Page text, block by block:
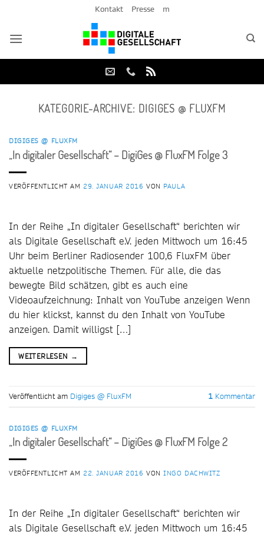
springen
Kontakt Presse m
KATEGORIE-ARCHIVE: DIGIGES @ FLUXFM
DIGIGES @ FLUXFM
„In digitaler Gesellschaft“ – DigiGes @ FluxFM Folge 3
VERÖFFENTLICHT AM 29. JANUAR 2016 VON PAULA
In der Reihe „In digitaler Gesellschaft“ berichten wir
als Digitale Gesellschaft e.V. jeden Mittwoch um 16:45
Uhr beim Berliner Radiosender 100,6 FluxFM über
aktuelle netzpolitische Themen. Für alle, die das
bewegte Bild schätzen, gibt es auch eine
Videoaufzeichnung: Inhalt von YouTube anzeigen Wenn
du hier klickst, kannst du den Inhalt von YouTube
anzeigen. Damit willigst […]
WEITERLESEN →
Veröffentlicht am Digiges @ FluxFM 1 Kommentar
DIGIGES @ FLUXFM
„In digitaler Gesellschaft“ – DigiGes @ FluxFM Folge 2
VERÖFFENTLICHT AM 22. JANUAR 2016 VONINGO DACHWITZ
In der Reihe „In digitaler Gesellschaft“ berichten wir
als Digitale Gesellschaft e.V. jeden Mittwoch um 16:45